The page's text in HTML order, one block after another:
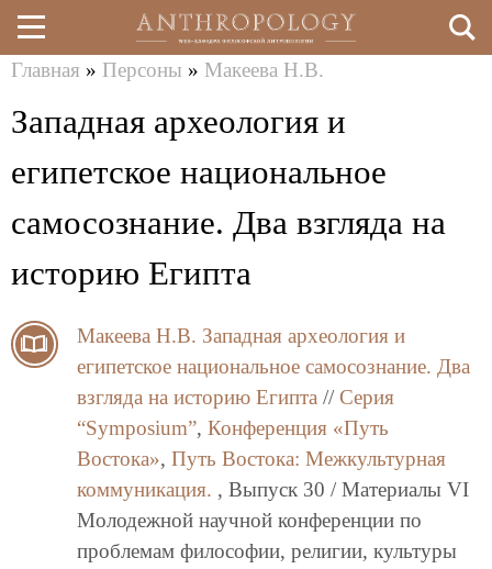
Перейти
к
здесь
Главная » Персоны » Макеева Н.В.
Западная археология и
египетское национальное
самосознание. Два взгляда на
историю Египта
Макеева Н.В. Западная археология и
египетское национальное самосознание. Два
взгляда на историю Египта // Серия
“Symposium”, Конференция «Путь
Востока», Путь Востока: Межкультурная
коммуникация. , Выпуск 30 / Материалы VI
Молодежной научной конференции по
проблемам философии, религии, культуры